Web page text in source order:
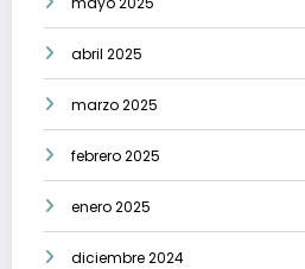
abril 2025
marzo 2025
febrero 2025
enero 2025
diciembre 2024